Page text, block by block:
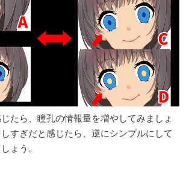
たら、瞳孔の情報量を増やしてみましょ
すぎだと感じたら、逆にシンプルにして
ょう。